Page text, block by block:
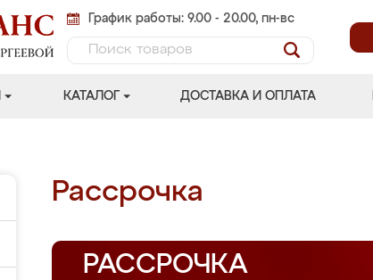
График работы: 9.00 - 20.00, пн-вс
КАТАЛОГ ДОСТАВКА И ОПЛАТА
Рассрочка
РАССРОЧКА